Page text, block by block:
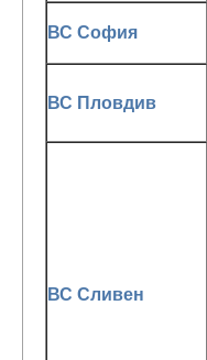
ВС София
ВС Пловдив
ВС Сливен